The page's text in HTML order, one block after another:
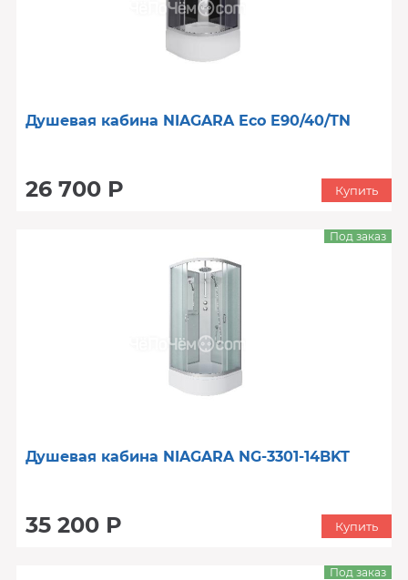
Душевая кабина NIAGARA Eco E90/40/TN
26 700 Р Купить
Душевая кабина NIAGARA NG-3301-14BKT
35 200 Р
Под заказ
Купить
Под заказ